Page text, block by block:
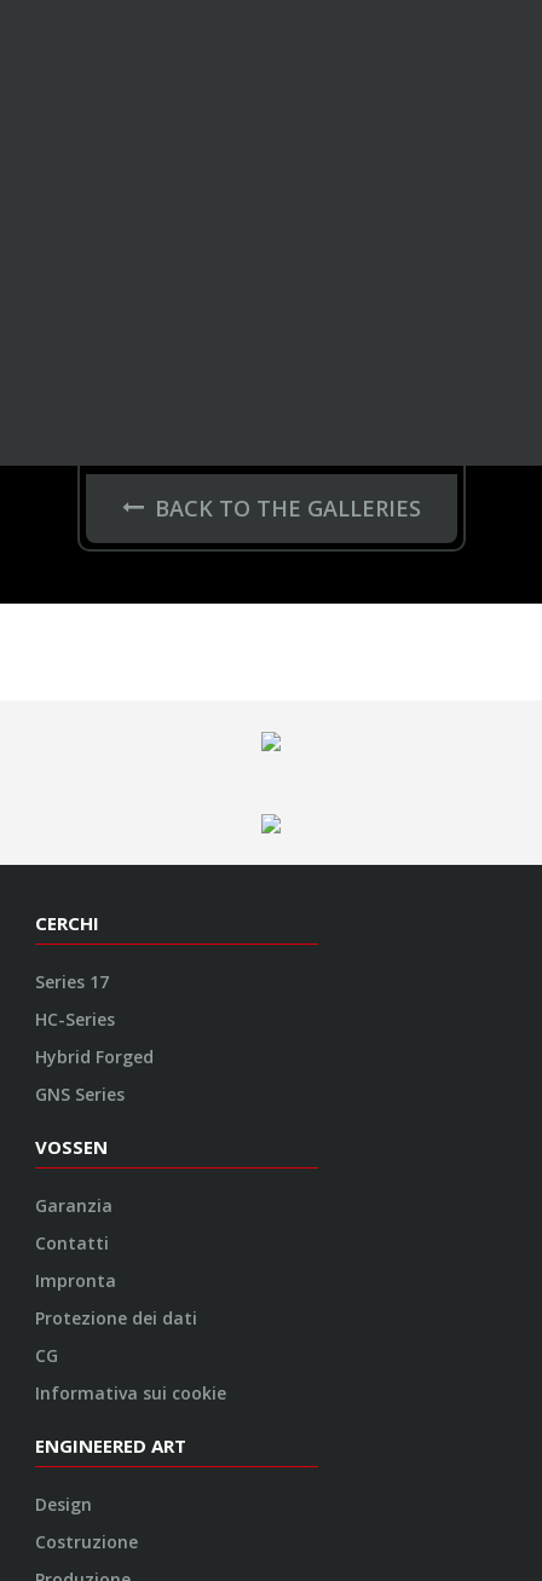
BACK TO THE GALLERIES
CERCHI
Series 17
HC-Series
Hybrid Forged
GNS Series
VOSSEN
Garanzia
Contatti
Impronta
Protezione dei dati
CG
Informativa sui cookie
ENGINEERED ART
Design
Costruzione